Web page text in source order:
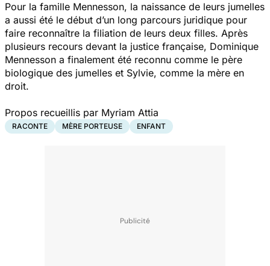
Pour la famille Mennesson, la naissance de leurs jumelles
a aussi été le début d’un long parcours juridique pour
faire reconnaître la filiation de leurs deux filles. Après
plusieurs recours devant la justice française, Dominique
Mennesson a finalement été reconnu comme le père
biologique des jumelles et Sylvie, comme la mère en
droit.
Propos recueillis par Myriam Attia
RACONTE MÈRE PORTEUSE ENFANT